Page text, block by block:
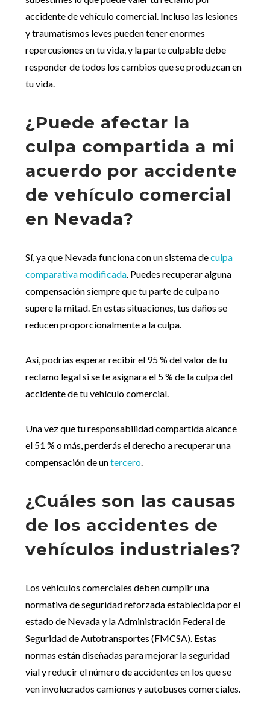
accidente de vehículo comercial. Incluso las lesiones
y traumatismos leves pueden tener enormes
repercusiones en tu vida, y la parte culpable debe
responder de todos los cambios que se produzcan en
tu vida.
¿Puede afectar la
culpa compartida a mi
acuerdo por accidente
de vehículo comercial
en Nevada?
Sí, ya que Nevada funciona con un sistema deculpa
comparativa modificada . Puedes recuperar alguna
compensación siempre que tu parte de culpa no
supere la mitad. En estas situaciones, tus daños se
reducen proporcionalmente a la culpa.
Así, podrías esperar recibir el 95 % del valor de tu
reclamo legal si se te asignara el 5 % de la culpa del
accidente de tu vehículo comercial.
Una vez que tu responsabilidad compartida alcance
el 51 % o más, perderás el derecho a recuperar una
compensación de untercero
¿Cuáles son las causas
de los accidentes de
vehículos industriales?
Los vehículos comerciales deben cumplir una
normativa de seguridad reforzada establecida por el
estado de Nevada y la Administración Federal de
Seguridad de Autotransportes (FMCSA). Estas
normas están diseñadas para mejorar la seguridad
vial y reducir el número de accidentes en los que se
ven involucrados camiones y autobuses comerciales.